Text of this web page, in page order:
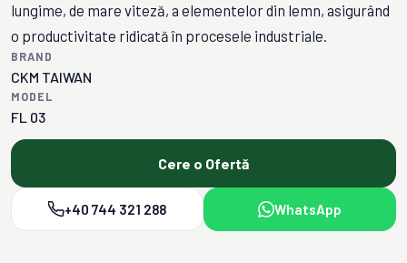
lungime, de mare viteză, a elementelor din lemn, asigurând
o productivitate ridicată în procesele industriale.
BRAND
CKM TAIWAN
MODEL
FL 03
Cere o Ofertă
+40 744 321 288 WhatsApp